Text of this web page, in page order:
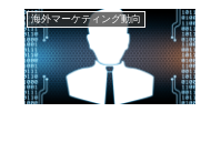
海外マーケティング動向